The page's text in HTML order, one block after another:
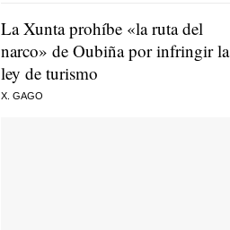
La Xunta prohíbe «la ruta del
narco» de Oubiña por infringir la
ley de turismo
X. GAGO